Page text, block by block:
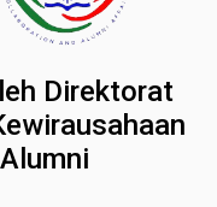
Direktorat